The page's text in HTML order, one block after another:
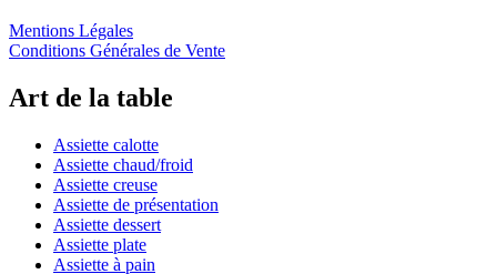
Mentions Légales
Conditions Générales de Vente
Art de la table
Assiette calotte
Assiette chaud/froid
Assiette creuse
Assiette de présentation
Assiette dessert
Assiette plate
Assiette à pain